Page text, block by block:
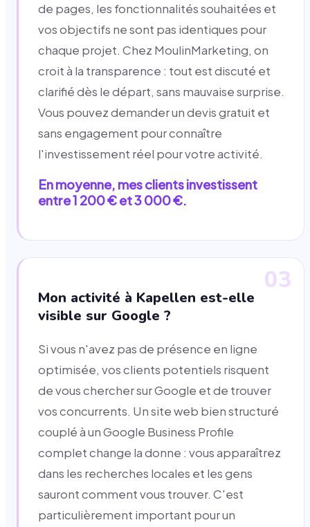
de pages, les fonctionnalités souhaitées et
vos objectifs ne sont pas identiques pour
chaque projet. Chez MoulinMarketing, on
croit à la transparence : tout est discuté et
clarifié dès le départ, sans mauvaise surprise.
Vous pouvez demander un devis gratuit et
sans engagement pour connaître
l'investissement réel pour votre activité.
En moyenne, mes clients investissent
entre 1 200 € et 3 000 €.
03
Mon activité à Kapellen est-elle
visible sur Google ?
Si vous n'avez pas de présence en ligne
optimisée, vos clients potentiels risquent
de vous chercher sur Google et de trouver
vos concurrents. Un site web bien structuré
couplé à un Google Business Profile
complet change la donne : vous apparaîtrez
dans les recherches locales et les gens
sauront comment vous trouver. C'est
particulièrement important pour un